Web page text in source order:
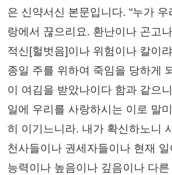
은 신약서신 본문입니다. "누가
랑에서 끊으리요. 환난이나 곤고
적신[헐벗음]이나 위험이나 칼이
종일 주를 위하여 죽임을 당하게
이 여김을 받았나이다 함과 같으
일에 우리를 사랑하시는 이로 말
히 이기느니라. 내가 확신하노니
천사들이나 권세자들이나 현재
능력이나 높음이나 깊음이나 다